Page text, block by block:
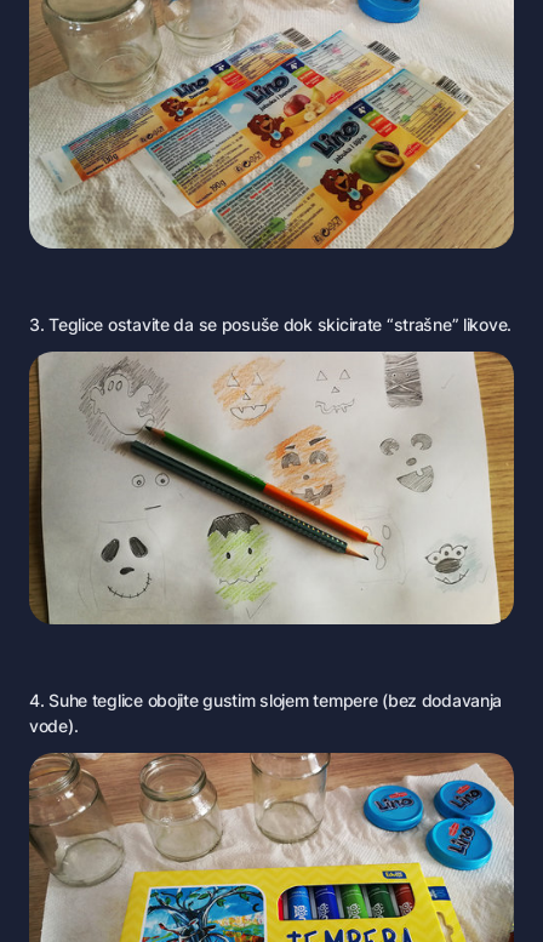
3. Teglice ostavite da se posuše dok skicirate “strašne” likove.
4. Suhe teglice obojite gustim slojem tempere (bez dodavanja
vode).